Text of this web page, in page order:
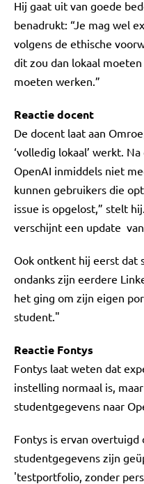
Hij gaat uit van goede
benadrukt: “Je mag wel
volgens de ethische
dit zou dan lokaal
moeten werken.”
Reactie docent
De docent laat aan
‘volledig lokaal’ werkt.
OpenAI inmiddels niet
kunnen gebruikers die
issue is opgelost,” stelt
verschijnt een update
Ook ontkent hij eerst dat
ondanks zijn eerdere
het ging om zijn eigen
student."
Reactie Fontys
Fontys laat weten dat
instelling normaal is,
studentgegevens naar
Fontys is ervan overtuigd
studentgegevens zijn
'testportfolio, zonder